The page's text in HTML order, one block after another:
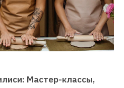
Мастер-классы,